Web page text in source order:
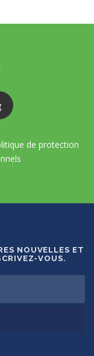
de protection
NOUVELLES ET
VOUS.